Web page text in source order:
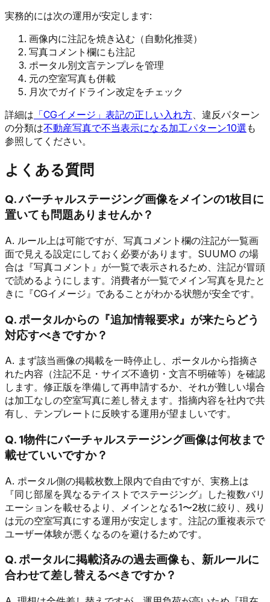
実務的には次の運用が安定します:
画像内に注記を焼き込む（自動化推奨）
写真コメント欄にも注記
ポータル別文言テンプレを管理
元の空室写真も併載
月次でガイドライン改定をチェック
詳細は 「CGイメージ」表記の正しい入れ方、違反パターン
の分類は不動産写真で不当表示になる加工パターン10選 も
参照してください。
よくある質問
Q. バーチャルステージング画像をメインの1枚目に
置いても問題ありませんか？
A. ルール上は可能ですが、写真コメント欄の注記が一覧画
面で見える設定にしておく必要があります。SUUMO の場
合は『写真コメント』が一覧で表示されるため、注記が冒頭
で読めるようにします。消費者が一覧でメイン写真を見たと
きに『CGイメージ』であることがわかる状態が安全です。
Q. ポータルからの『追加情報要求』が来たらどう
対応すべきですか？
A. まず該当画像の掲載を一時停止し、ポータルから指摘さ
れた内容（注記不足・サイズ不適切・文言不明確等）を確認
します。修正版を準備して再申請するか、それが難しい場合
は加工なしの空室写真に差し替えます。指摘内容を社内で共
有し、テンプレートに反映する運用が望ましいです。
Q. 1物件にバーチャルステージング画像は何枚まで
載せていいですか？
A. ポータル側の掲載枚数上限内で自由ですが、実務上は
『同じ部屋を異なるテイストでステージング』した複数バリ
エーションを載せるより、メインとなる1〜2枚に絞り、残り
は元の空室写真にする運用が安定します。注記の重複表示で
ユーザー体験が悪くなるのを避けるためです。
Q. ポータルに掲載済みの過去画像も、新ルールに
合わせて差し替えるべきですか？